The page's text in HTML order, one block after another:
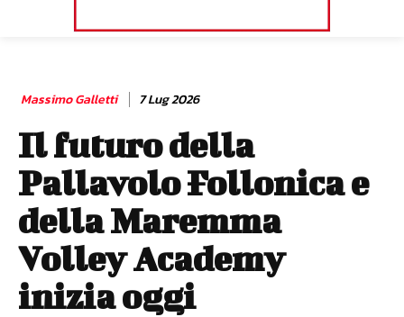
Massimo Galletti 7 Lug 2026
Il futuro della
Pallavolo Follonica e
della Maremma
Volley Academy
inizia oggi